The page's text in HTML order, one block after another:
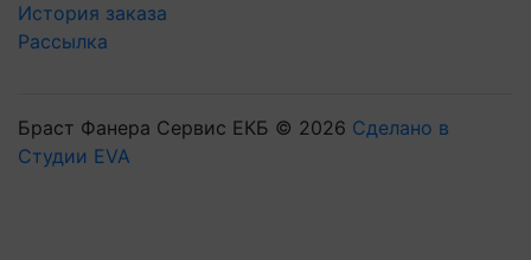
История заказа
Рассылка
Браст Фанера Сервис ЕКБ © 2026 Сделано в
Студии EVA